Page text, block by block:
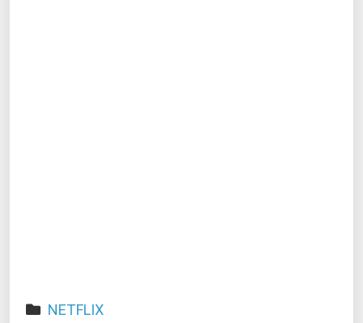
NETFLIX